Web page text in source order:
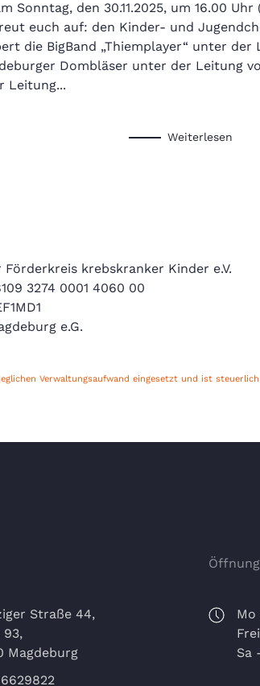
Sonntag, den 30.11.2025, um 16.00
euch auf: den Kinder- und
die BigBand „Thiemplayer“ unter
Dombläser unter der Leitung
Leitung...
Weiterlesen
Förderkreis krebskranker Kinder e.V.
3274 0001 4060 00
e.G.
Verwaltungsaufwand eingesetzt und ist
Straße 44,
93,
Magdeburg
Mo
Sa